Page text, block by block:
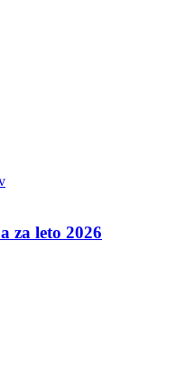
za leto 2026